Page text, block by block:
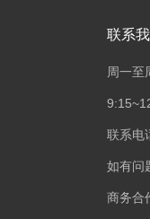
联系
周一至
联系电
如有问
商务合